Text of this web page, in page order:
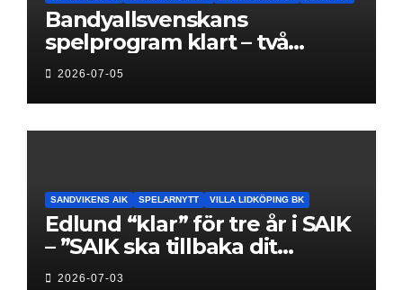
Bandyallsvenskans
spelprogram klart – två
föreningar jagar sin
elitseriesäsong
2026-07-05
SANDVIKENS AIK SPELARNYTT VILLA LIDKÖPING BK
Edlund “klar” för tre år i SAIK
– ”SAIK ska tillbaka dit
klubben hör hemma”
2026-07-03